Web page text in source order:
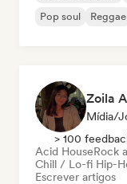
Pop soul
Reggae
Zoila
Mídia/
> 100
Acid HouseRock
Chill / Lo-fi Hip-
Escrever artigos